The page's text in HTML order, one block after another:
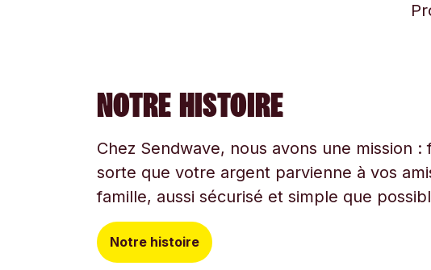
NOTRE HISTOIRE
Chez Sendwave, nous avons une mission :
sorte que votre argent parvienne à vos
famille, aussi sécurisé et simple que
Notre histoire